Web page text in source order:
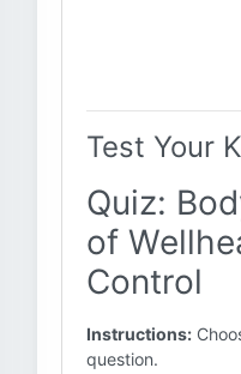
Test Your
Quiz:
of
Control
Instructions:
question.